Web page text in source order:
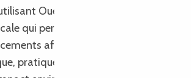
OuestGo : une solution de
qui permet de mutualiser
afin de voyager de manière
pratique et conviviale. En plus de